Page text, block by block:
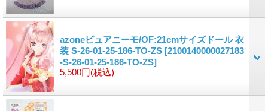
azoneピュアニーモ/OF:21cmサイズドール 衣
装 S-26-01-25-186-TO-ZS [2100140000027183
-S-26-01-25-186-TO-ZS]
5,500円(税込)